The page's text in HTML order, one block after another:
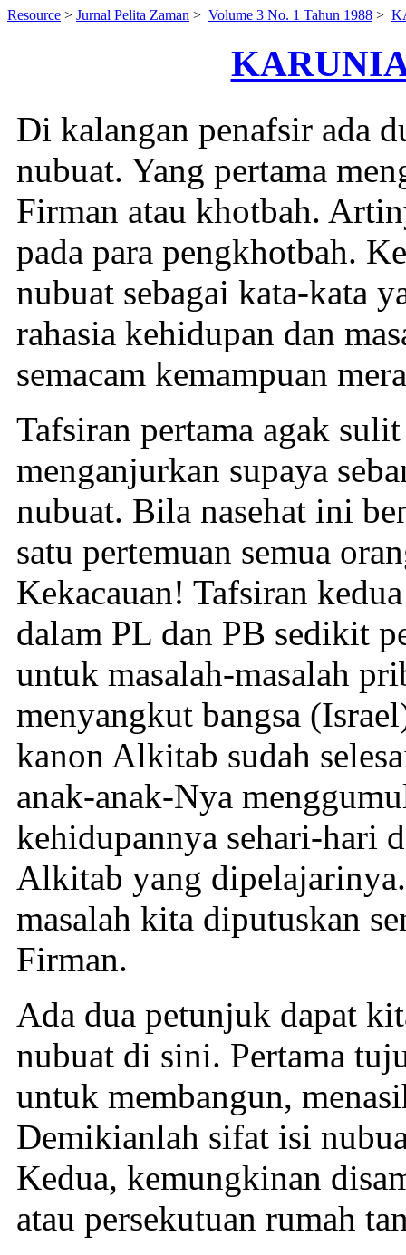
Resource > Jurnal Pelita Zaman > Volume 3 No. 1 Tahun 1988 >
Di kalangan penafsir ada
nubuat. Yang pertama
Firman atau khotbah.
pada para pengkhotbah.
nubuat sebagai kata-kata
rahasia kehidupan dan
semacam kemampuan
Tafsiran pertama agak
menganjurkan supaya
nubuat. Bila nasehat ini
satu pertemuan semua
Kekacauan! Tafsiran
dalam PL dan PB sedikit
untuk masalah-masalah
menyangkut bangsa
kanon Alkitab sudah
anak-anak-Nya
kehidupannya sehari-hari
Alkitab yang
masalah kita diputuskan
Firman.
Ada dua petunjuk dapat
nubuat di sini. Pertama
untuk membangun,
Demikianlah sifat isi
Kedua, kemungkinan
atau persekutuan rumah